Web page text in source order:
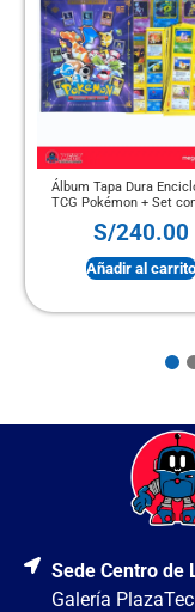
Álbum Tapa Dura
TCG Pokémon + Set
S/240.00
Añadir al carrito
Sede Centro de
Galería